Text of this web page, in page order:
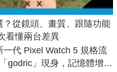
從鏡頭、畫質、跟隨功能
看懂兩台差異
一代 Pixel Watch 5 規格流
godric」現身，記憶體增強